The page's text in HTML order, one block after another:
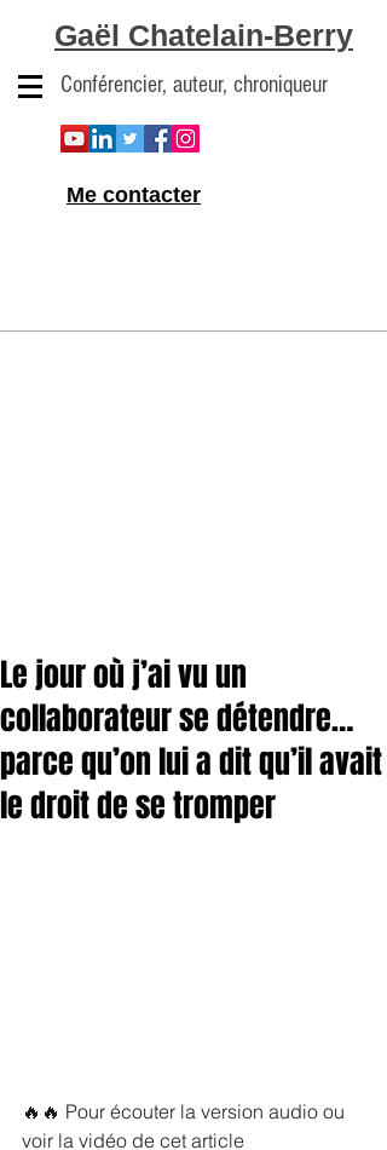
Gaël Chatelain-Berry
Conférencier, auteur, chroniqueur
Me contacter
Le jour où j’ai vu un
collaborateur se détendre…
parce qu’on lui a dit qu’il avait
le droit de se tromper
🔥🔥 Pour écouter la version audio ou
voir la vidéo de cet article